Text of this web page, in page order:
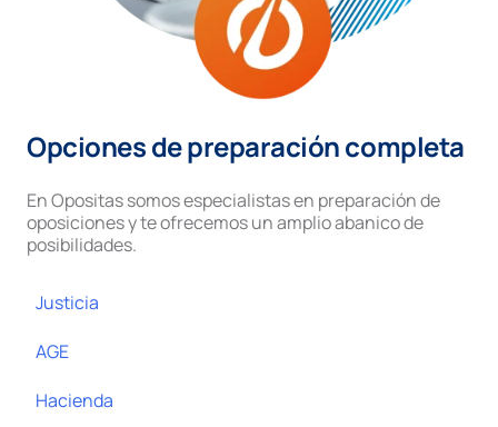
Opciones de preparación completa
En Opositas somos especialistas en preparación de
oposiciones y te ofrecemos un amplio abanico de
posibilidades.
Justicia
AGE
Hacienda